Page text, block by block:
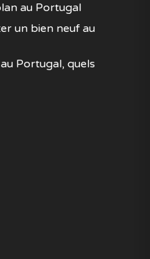
au Portugal
un bien neuf au
Portugal, quels